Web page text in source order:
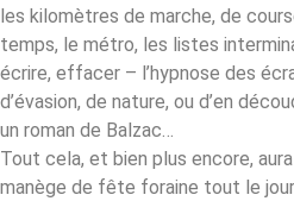
les kilomètres de marche, de
temps, le métro, les listes
écrire, effacer – l’hypnose des
d’évasion, de nature, ou d’en
un roman de Balzac…
Tout cela, et bien plus encore,
manège de fête foraine tout le jour.